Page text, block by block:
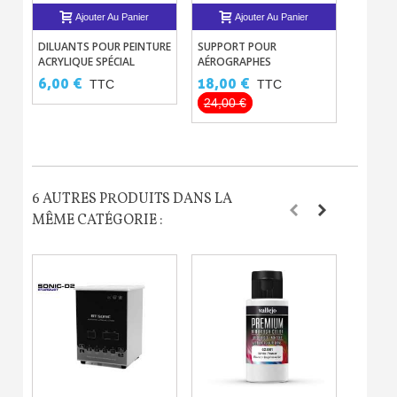
Livraison sous 24 h en France Métropolitaine
Retour produits sous 14 jours
Réduction de 5€ sur la première commande
10€ de bon d'achat pour chaque parrainage
Ajouter Au Panier
DILUANTS POUR PEINTURE
ACRYLIQUE SPÉCIAL
AÉROGRAPHE
6,00 € TTC
Ajouter Au Panier
SUPPORT POUR
AÉROGRAPHES
18,00 € TTC
24,00 €
6 AUTRES PRODUITS DANS LA
MÊME CATÉGORIE :